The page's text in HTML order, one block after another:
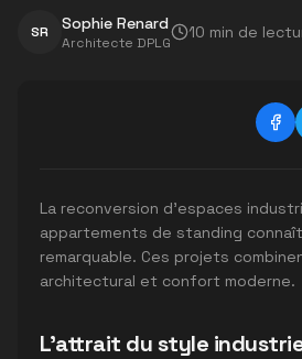
SR Sophie Renard
Architecte DPLG
10 min de
La reconversion d'espaces
appartements de standing
remarquable. Ces projets
architectural et confort moderne.
L'attrait du style